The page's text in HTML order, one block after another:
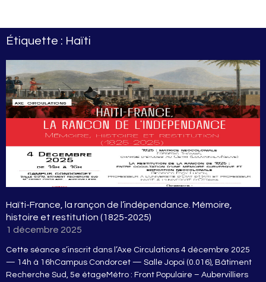
Étiquette : Haïti
Haïti-France, la rançon de l’indépendance. Mémoire,
histoire et restitution (1825-2025)
1 décembre 2025
Cette séance s’inscrit dans l’Axe Circulations 4 décembre 2025
— 14h à 16hCampus Condorcet — Salle Jopoi (0.016), Bâtiment
Recherche Sud, 5e étageMétro : Front Populaire – Aubervilliers